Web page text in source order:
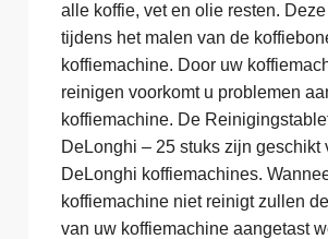
alle koffie, vet en olie resten.
tijdens het malen van de
koffiemachine. Door uw
reinigen voorkomt u problemen
koffiemachine. De
DeLonghi – 25 stuks zijn geschikt
DeLonghi koffiemachines.
koffiemachine niet reinigt zullen
van uw koffiemachine aangetast